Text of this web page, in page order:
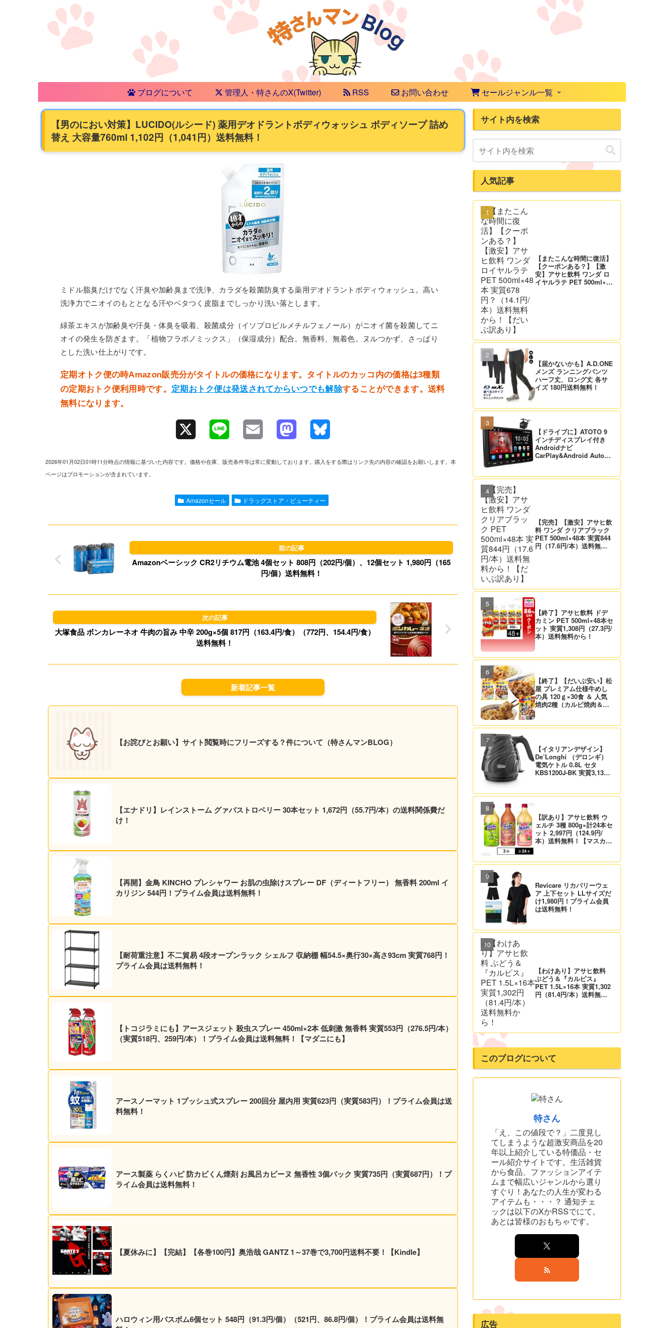
ブログについて 管理人・特さんのX(Twitter) RSS お問い合わせ セールジャンル一覧
【男のにおい対策】LUCIDO(ルシード) 薬用デオドラントボディウォッシュ ボディソープ 詰め
替え 大容量760ml 1,102円（1,041円）送料無料！
ミドル脂臭だけでなく汗臭や加齢臭まで洗浄、カラダを殺菌防臭する薬用デオドラントボディウォッシュ。高い
洗浄力でニオイのもととなる汗やベタつく皮脂までしっかり洗い落とします。
緑茶エキスが加齢臭や汗臭・体臭を吸着、殺菌成分（イソプロピルメチルフェノール）がニオイ菌を殺菌してニ
オイの発生を防ぎます。「植物フラボノミックス」（保湿成分）配合。無香料、無着色。ヌルつかず、さっぱり
とした洗い仕上がりです。
定期オトク便の時Amazon販売分がタイトルの価格になります。タイトルのカッコ内の価格は3種類
の定期おトク便利用時です。 定期おトク便は発送されてからいつでも解除することができます。送料
無料になります。
l o
d
o
n
k
2026年01月02日01時11分時点の情報に基づいた内容です。価格や在庫、販売条件等は常に変動しております。購入をする際はリンク先の内容の確認をお願いします。本
ページはプロモーションが含まれています。
Amazonセール ドラッグストア・ビューティー
Amazonベーシック CR2リチウム電池 4個セット 808円（202円/個）、12個セット 1,980円（165
円/個）送料無料！
大塚食品 ボンカレーネオ 牛肉の旨み 中辛 200g×5個 817円（163.4円/食）（772円、154.4円/食）
送料無料！
新着記事一覧
【お詫びとお願い】サイト閲覧時にフリーズする？件について（特さんマンBLOG）
【エナドリ】レインストーム グァバストロベリー 30本セット 1,672円（55.7円/本）の送料関係費だ
け！
【再開】金鳥 KINCHO プレシャワー お肌の虫除けスプレー DF（ディートフリー） 無香料 200ml イ
カリジン 544円！プライム会員は送料無料！
【耐荷重注意】不二貿易 4段オープンラック シェルフ 収納棚 幅54.5×奥行30×高さ93cm 実質768円！
プライム会員は送料無料！
【トコジラミにも】アースジェット 殺虫スプレー 450ml×2本 低刺激 無香料 実質553円（276.5円/本）
（実質518円、259円/本）！プライム会員は送料無料！【マダニにも】
アースノーマット 1プッシュ式スプレー 200回分 屋内用 実質623円（実質583円）！プライム会員は送
料無料！
アース製薬 らくハピ 防カビくん煙剤 お風呂カビーヌ 無香性 3個パック 実質735円（実質687円）！プ
ライム会員は送料無料！
【夏休みに】【完結】【各巻100円】奥浩哉 GANTZ 1～37巻で3,700円送料不要！【Kindle】
ハロウィン用バスボム6個セット 548円（91.3円/個）（521円、86.8円/個）！プライム会員は送料無
サイト内を検索
人気記事
【またこんな時間に復活】
【クーポンある？】【激
安】アサヒ飲料 ワンダ ロ
イヤルラテ PET 500ml×48
【届かないかも】A.D.ONE
メンズ ランニングパンツ
ハーフ丈、ロング丈 各サ
イズ 180円送料無料！
【ドライブに】ATOTO 9
インチディスプレイ付き
Androidナビ
CarPlay&Android Auto対
【完売】【激安】アサヒ飲
料 ワンダ クリアブラック
PET 500ml×48本 実質844
円（17.6円/本）送料無料
【終了】アサヒ飲料 ドデ
カミン PET 500ml×48本セ
ット 実質1,308円（27.3円/
本）送料無料から！
【終了】【だいぶ安い】松
屋 プレミアム仕様牛めし
の具 120ｇ×30食 ＆ 人気
焼肉2種（カルビ焼肉＆生
料！
【イタリアンデザイン】
De’Longhi （デロンギ）
電気ケトル 0.8L セタ
KBS1200J-BK 実質3,132
【訳あり】アサヒ飲料 ウ
ェルチ 3種 800g×計24本セ
ット 2,997円（124.9円/
本）送料無料！【マスカッ
Revicare リカバリーウェ
ア 上下セット LLサイズだ
け1,980円！プライム会員
は送料無料！
【わけあり】アサヒ飲料
ぶどう＆『カルピス』
PET 1.5L×16本 実質1,302
円（81.4円/本）送料無料
このブログについて
特さん
「え、この値段で？」二度見し
てしまうような超激安商品を20
年以上紹介している特価品・セ
ール紹介サイトです。生活雑貨
から食品、ファッションアイテ
ムまで幅広いジャンルから選り
すぐり！あなたの人生が変わる
アイテムも・・・？ 通知チェ
ックは以下のXかRSSでにて。
あとは皆様のおもちゃです。
広告